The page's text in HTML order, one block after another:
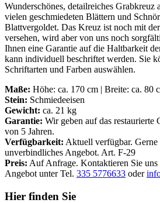
Wunderschönes, detailreiches Grabkreuz
vielen geschmiedeten Blättern und
Blattvergoldet. Das Kreuz ist noch mit
versehen, wird aber von uns noch
Ihnen eine Garantie auf die Haltbarkeit
kann individuell beschriftet werden. Sie
Schriftarten und Farben auswählen.
Maße: Höhe: ca. 170 cm | Breite: ca. 80
Stein: Schmiedeeisen
Gewicht: ca. 21 kg
Garantie: Wir geben auf das restaurierte
von 5 Jahren.
Verfügbarkeit: Aktuell verfügbar.
unverbindliches Angebot. Art. F-29
Preis: Auf Anfrage. Kontaktieren Sie uns
Angebot unter Tel. 335 5776633 oder
Hier finden Sie